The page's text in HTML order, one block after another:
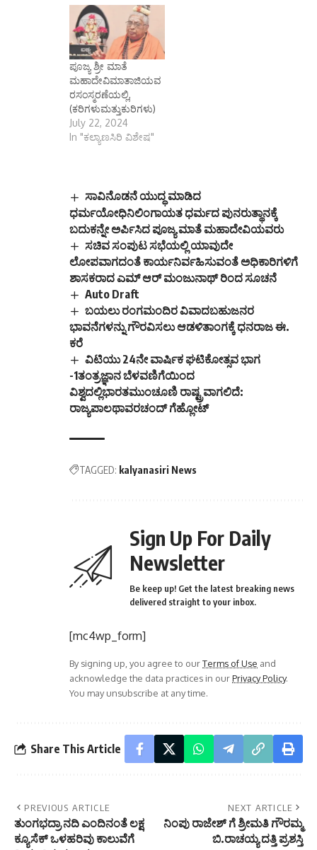
ರಸಂಸ್ಮರಣೆಯಲ್ಲಿ,
(ಕರಿಗಳುಮತ್ತುಕುರಿಗಳು)
July 22, 2024
In "ಕಲ್ಯಾಣಸಿರಿ ವಿಶೇಷ"
ಸಾವಿನೊಡನೆ ಯುದ್ಧ ಮಾಡಿದ
ಧರ್ಮಯೋಧಿನಿಲಿಂಗಾಯತ ಧರ್ಮದ ಪುನರುತ್ಥಾನಕ್ಕೆ
ಬದುಕನ್ನೇ ಅರ್ಪಿಸಿದ ಪೂಜ್ಯ ಮಾತೆ ಮಹಾದೇವಿಯವರು
ಶಾಸಕರಾದ ಎಮ್ ಆರ್ ಮಂಜುನಾಥ್ ರಿಂದ ಸೂಚನೆ ‌
Auto Draft
ಬಯಲು ರಂಗಮಂದಿರ ವಿವಾದಬಹುಜನರ
ಭಾವನೆಗಳನ್ನು ಗೌರವಿಸಲು ಆಡಳಿತಾಂಗಕ್ಕೆ ಧನರಾಜ ಈ.
ಕರೆ
ವಿಟಿಯು 24ನೇ ವಾರ್ಷಿಕ ಘಟಿಕೋತ್ಸವ ಭಾಗ
-1ತಂತ್ರಜ್ಞಾನ ಬೆಳವಣಿಗೆಯಿಂದ
ವಿಶ್ವದಲ್ಲಿಭಾರತಮುಂಚೂಣಿ ರಾಷ್ಟ್ರವಾಗಲಿದೆ:
ರಾಜ್ಯಪಾಲಥಾವರಚಂದ್ ಗೆಹ್ಲೋಟ್
TAGGED:kalyanasiri News
Newsletter
[mc4wp_form]
By signing up, you agree to our
acknowledge the data practices in ourPrivacy Policy.
You may unsubscribe at any time.
Share This Article
ತುಂಗಭದ್ರಾ ನದಿ ಎಂದಿನಂತೆ ಲಕ್ಷ
ಕ್ಯೂಸೆಕ್ ಒಳಹರಿವು ಕಾಲುವೆಗೆ
ನಿಂಪು ರಾಜೇಶ್ ಗೆ ಶ್ರೀಮತಿ ಗೌರಮ್ಮ
ಬಿ.ರಾಚಯ್ಯ ದತ್ತಿ ಪ್ರಶಸ್ತಿ
Stay Connected
235.3K Followers 69.1K Followers